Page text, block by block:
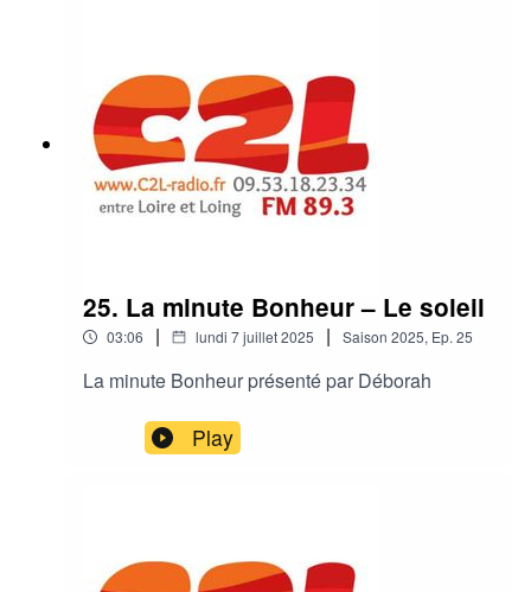
25. La minute Bonheur – Le soleil
03:06 | lundi 7 juillet 2025 | Saison 2025, Ep. 25
La minute Bonheur présenté par Déborah
Play